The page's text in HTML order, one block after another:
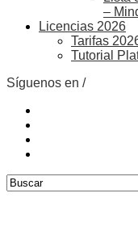
–
Licencias 2026
Tarifas
Tutorial
Síguenos en /